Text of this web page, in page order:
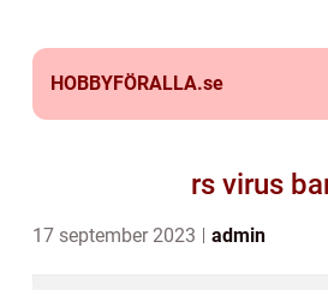
HOBBYFÖRALLA.se
rs virus
17 september 2023 admin